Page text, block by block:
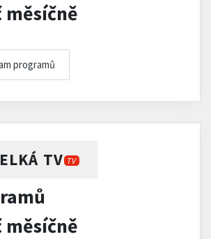
měsíčně
programů
TV TV
měsíčně